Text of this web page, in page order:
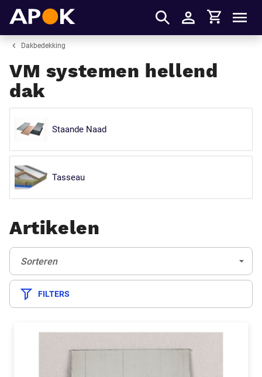
Inloggen
Winkelmandje
Dakbedekking
VM systemen hellend
dak
Staande Naad
Tasseau
Artikelen
Sorteren:
Sorteren
FILTERS